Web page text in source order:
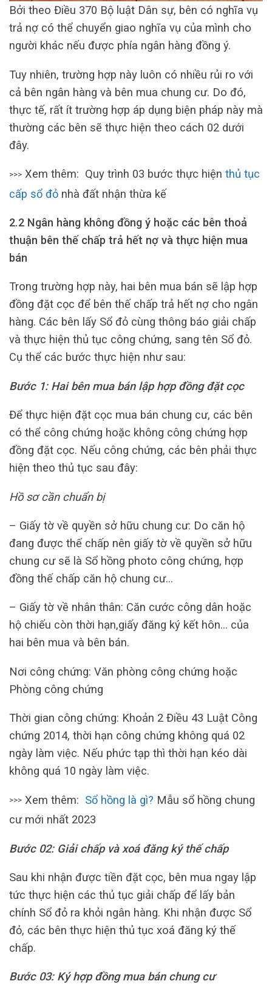
Bởi theo Điều 370 Bộ luật Dân sự, bên có nghĩa vụ
trả nợ có thể chuyển giao nghĩa vụ của mình cho
người khác nếu được phía ngân hàng đồng ý.
Tuy nhiên, trường hợp này luôn có nhiều rủi ro với
cả bên ngân hàng và bên mua chung cư. Do đó,
thực tế, rất ít trường hợp áp dụng biện pháp này mà
thường các bên sẽ thực hiện theo cách 02 dưới
đây.
>>> Xem thêm: Quy trình 03 bước thực hiện thủ tục
cấp sổ đỏ nhà đất nhận thừa kế
2.2 Ngân hàng không đồng ý hoặc các bên thoả
thuận bên thế chấp trả hết nợ và thực hiện mua
bán
Trong trường hợp này, hai bên mua bán sẽ lập hợp
đồng đặt cọc để bên thế chấp trả hết nợ cho ngân
hàng. Các bên lấy Sổ đỏ cùng thông báo giải chấp
và thực hiện thủ tục công chứng, sang tên Sổ đỏ.
Cụ thể các bước thực hiện như sau:
Bước 1: Hai bên mua bán lập hợp đồng đặt cọc
Để thực hiện đặt cọc mua bán chung cư, các bên
có thể công chứng hoặc không công chứng hợp
đồng đặt cọc. Nếu công chứng, các bên phải thực
hiện theo thủ tục sau đây:
Hồ sơ cần chuẩn bị
– Giấy tờ về quyền sở hữu chung cư: Do căn hộ
đang được thế chấp nên giấy tờ về quyền sở hữu
chung cư sẽ là Sổ hồng photo công chứng, hợp
đồng thế chấp căn hộ chung cư…
– Giấy tờ về nhân thân: Căn cước công dân hoặc
hộ chiếu còn thời hạn,giấy đăng ký kết hôn… của
hai bên mua và bên bán.
Nơi công chứng: Văn phòng công chứng hoặc
Phòng công chứng
Thời gian công chứng: Khoản 2 Điều 43 Luật Công
chứng 2014, thời hạn công chứng không quá 02
ngày làm việc. Nếu phức tạp thì thời hạn kéo dài
không quá 10 ngày làm việc.
>>> Xem thêm: Sổ hồng là gì? Mẫu sổ hồng chung
cư mới nhất 2023
Bước 02: Giải chấp và xoá đăng ký thế chấp
Sau khi nhận được tiền đặt cọc, bên mua ngay lập
tức thực hiện các thủ tục giải chấp để lấy bản
chính Sổ đỏ ra khỏi ngân hàng. Khi nhận được Sổ
đỏ, các bên thực hiện thủ tục xoá đăng ký thế
chấp.
Bước 03: Ký hợp đồng mua bán chung cư